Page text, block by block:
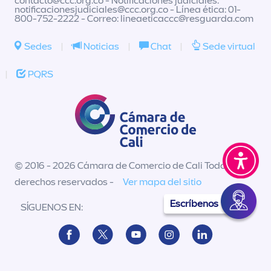
Escríbenos
notificacionesjudiciales@ccc.org.co- Línea ética: 01-
800-752-2222 - Correo: lineaeticaccc@resguarda.com
Sedes | Noticias | Chat | Sede virtual
| PQRS
© 2016 - 2026 Cámara de Comercio de Cali Todos los
derechos reservados -
Ver mapa del sitio
SÍGUENOS EN: